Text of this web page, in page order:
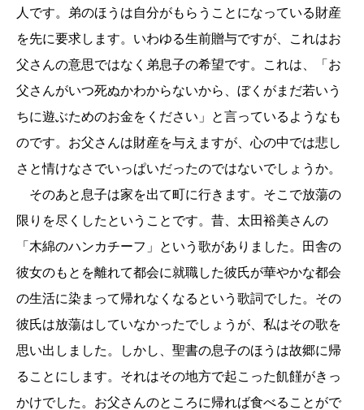
人です。弟のほうは自分がもらうことになっている財産
を先に要求します。いわゆる生前贈与ですが、これはお
父さんの意思ではなく弟息子の希望です。これは、「お
父さんがいつ死ぬかわからないから、ぼくがまだ若いう
ちに遊ぶためのお金をください」と言っているようなも
のです。お父さんは財産を与えますが、心の中では悲し
さと情けなさでいっぱいだったのではないでしょうか。
そのあと息子は家を出て町に行きます。そこで放蕩の
限りを尽くしたということです。昔、太田裕美さんの
「木綿のハンカチーフ」という歌がありました。田舎の
彼女のもとを離れて都会に就職した彼氏が華やかな都会
の生活に染まって帰れなくなるという歌詞でした。その
彼氏は放蕩はしていなかったでしょうが、私はその歌を
思い出しました。しかし、聖書の息子のほうは故郷に帰
ることにします。それはその地方で起こった飢饉がきっ
かけでした。お父さんのところに帰れば食べることがで